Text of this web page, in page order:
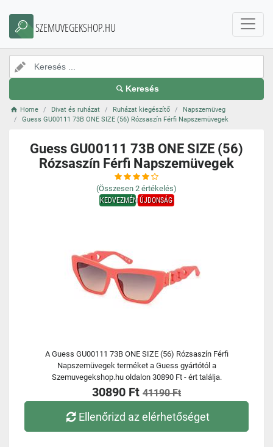
SZEMUVEGEKSHOP.HU
Keresés
Home Divat és ruházat Ruházat kiegészítő
Napszemüveg
Guess GU00111 73B ONE SIZE (56) Rózsaszín Férfi Napszemüvegek
Guess GU00111 73B ONE SIZE (56)
Rózsaszín Férfi Napszemüvegek
(Összesen 2 értékelés)
KEDVEZMÉNYÚJDONSÁG
A Guess GU00111 73B ONE SIZE (56) Rózsaszín Férfi
Napszemüvegek terméket a Guess gyártótól a
Szemuvegekshop.hu oldalon 30890 Ft - ért találja.
30890 Ft 41190 Ft
Ellenőrizd az elérhetőséget